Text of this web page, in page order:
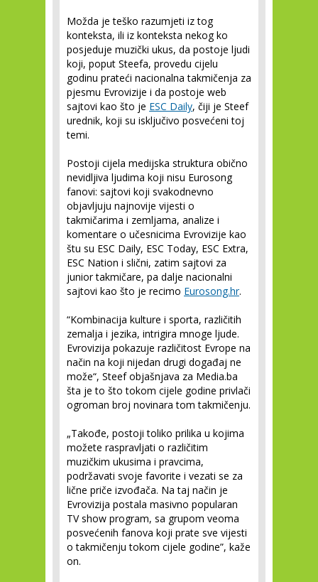
Možda je teško razumjeti iz tog
konteksta, ili iz konteksta nekog ko
posjeduje muzički ukus, da postoje ljudi
koji, poput Steefa, provedu cijelu
godinu prateći nacionalna takmičenja za
pjesmu Evrovizije i da postoje web
sajtovi kao što je ESC Daily, čiji je Steef
urednik, koji su isključivo posvećeni toj
temi.
Postoji cijela medijska struktura obično
nevidljiva ljudima koji nisu Eurosong
fanovi: sajtovi koji svakodnevno
objavljuju najnovije vijesti o
takmičarima i zemljama, analize i
komentare o učesnicima Evrovizije kao
štu su ESC Daily, ESC Today, ESC Extra,
ESC Nation i slični, zatim sajtovi za
junior takmičare, pa dalje nacionalni
sajtovi kao što je recimo Eurosong.hr.
“Kombinacija kulture i sporta, različitih
zemalja i jezika, intrigira mnoge ljude.
Evrovizija pokazuje različitost Evrope na
način na koji nijedan drugi događaj ne
može“, Steef objašnjava za Media.ba
šta je to što tokom cijele godine privlači
ogroman broj novinara tom takmičenju.
„Takođe, postoji toliko prilika u kojima
možete raspravljati o različitim
muzičkim ukusima i pravcima,
podržavati svoje favorite i vezati se za
lične priče izvođača. Na taj način je
Evrovizija postala masivno popularan
TV show program, sa grupom veoma
posvećenih fanova koji prate sve vijesti
o takmičenju tokom cijele godine”, kaže
on.